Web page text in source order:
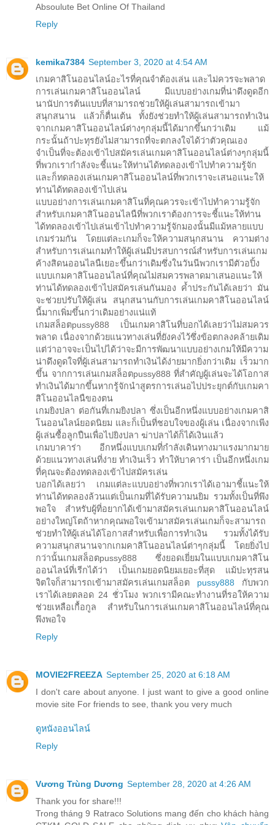
Absoulute Bet Online Of Thailand
Reply
kemika7384 September 3, 2020 at 4:54 AM
เกมคาสิโนออนไลน์อะไรที่คุณจำต้องเล่น และไม่ควรจะพลาด
การเล่นเกมคาสิโนออนไลน์ มีแบบอย่างเกมที่น่าดึงดูดอีก
นานัปการต้นแบบที่สามารถช่วยให้ผู้เล่นสามารถเข้ามา
สนุกสนาน แล้วก็ตื่นเต้น ทั้งยังช่วยทำให้ผู้เล่นสามารถทำเงิน
จากเกมคาสิโนออนไลน์ต่างๆกลุ่มนี้ได้มากขึ้นกว่าเดิม แม้
กระนั้นถ้าปะทุรยังไม่สามารถที่จะตกลงใจได้ว่าตัวคุณเอง
จำเป็นที่จะต้องเข้าไปสมัครเล่นเกมคาสิโนออนไลน์ต่างๆกลุ่มนี้
ที่พวกเรากำลังจะชี้แนะให้ท่านได้ทดลองเข้าไปทำความรู้จัก
และก็ทดลองเล่นเกมคาสิโนออนไลน์ที่พวกเราจะเสนอแนะให้
ท่านได้ทดลองเข้าไปเล่น
แบบอย่างการเล่นเกมคาสิโนที่คุณควรจะเข้าไปทำความรู้จัก
สำหรับเกมคาสิโนออนไลนืที่พวกเราต้องการจะชี้แนะให้ท่าน
ได้ทดลองเข้าไปเล่นเข้าไปทำความรู้จักมองนั้นมีแม้หลายแบบ
เกมร่วมกัน โดยแต่ละเกมก็จะให้ความสนุกสนาน ความต่าง
สำหรับการเล่นเกมทำให้ผู้เล่นมีปรสบการณ์สำหรับการเล่นเกม
ค้างสิดนออนไลนืเยอะขึ้นกว่าเดิมซึ่งในวันนีพวกเรามีตัวอปิ้ง
แบบเกมคาสิโนออนไลน์ที่คุณไม่สมควรพลาดมาเสนอแนะให้
ท่านได้ทดลองเข้าไปสมัครเล่นกันมอง ค้ำประกันได้เลยว่า มัน
จะช่วยปรับให้ผู้เล่น สนุกสนานกับการเล่นเกมคาสิโนออนไลน์
นี้มากเพิ่มขึ้นกว่าเดิมอย่างแน่แท้
เกมสล็อตpussy888 เป็นเกมคาสิโนที่บอกได้เลยว่าไม่สมควร
พลาด เนื่องจากด้วยแนวทางเล่นที่ยังคงไว้ซึ่งข้อตกลงคล้ายเดิม
แต่ว่าอาจจะเป็นไปได้ว่าจะมีการพัฒนาแบบอย่างเกมให้มีความ
น่าดึงดูดใจที่ผู้เล่นสามารถทำเงินได้ง่ายมากยิ่งกว่าเดิม เร็วมาก
ขึ้น จากการเล่นเกมสล็อตpussy888 ที่สำคัญผู้เล่นจะได้โอกาส
ทำเงินได้มากขึ้นหากรู้จักนำสูตรการเล่นอไปประยุกต์กับเกมคา
สิโนออนไลนืของตน
เกมยิงปลา ต่อกันที่เกมยิงปลา ซึ่งเป็นอีกหนึ่งแบบอย่างเกมคาสิ
โนออนไลน์ยอดนิยม และก็เป็นที่ชอบใจของผู้เล่น เนื่องจากเพีง
ผู้เล่นซื้อลูกปืนเพื่อไปยิงปลา ฆ่าปลาได้ก็ได้เงินแล้ว
เกมบาคาร่า อีกหนึ่งแบบเกมที่กำลังเดินทางมาแรงมากมาย
ด้วยแนวทางเล่นที่ง่าย ทำเงินเร็ว ทำให้บาคาร่า เป็นอีกหนึ่งเกม
ที่คุณจะต้องทดลองเข้าไปสมัครเล่น
บอกได้เลยว่า เกมแต่ละแบบอย่างที่พวกเราได้เอามาชี้แนะให้
ท่านได้ทดลองล้วนแต่เป็นเกมที่ได้รับความนยิม รวมทั้งเป็นที่พึง
พอใจ สำหรับผู้ที่อยากได้เข้ามาสมัครเล่นเกมคาสิโนออนไลน์
อย่างใหญ่โตถ้าหากคุณพอใจเข้ามาสมัครเล่นเกมก็จะสามารถ
ช่วยทำให้ผู้เล่นได้โอกาสสำหรับเพื่อการทำเงิน รวมทั้งได้รับ
ความสนุกสนานจากเกมคาสิโนออนไลน์ต่าๆกลุ่มนี้ โดยยิ่งไป
กว่านั้นเกมสล็อตpussy888 ซึ่งยอดเยี่ยมในแบบเกมคาสิโน
ออนไลน์ที่เรีกได้ว่า เป็นเกมยอดนิยมเยอะที่สุด แม้ปะทุรสน
จิตใจก็สามารถเข้ามาสมัครเล่นเกมสล็อต pussy888 กับพวก
เราได้เลยตลอด 24 ชั่วโมง พวกเรามีคณะทำงานที่รอให้ความ
ช่วยเหลือเกื้อกูล สำหรับในการเล่นเกมคาสิโนออนไลน์ที่คุณ
พึงพอใจ
Reply
MOVIE2FREEZA September 25, 2020 at 6:18 AM
I don't care about anyone. I just want to give a good online
movie site For friends to see, thank you very much
ดูหนังออนไลน์
Reply
Vương Trùng Dương September 28, 2020 at 4:26 AM
Thank you for share!!!
Trong tháng 9 Ratraco Solutions mang đến cho khách hàng